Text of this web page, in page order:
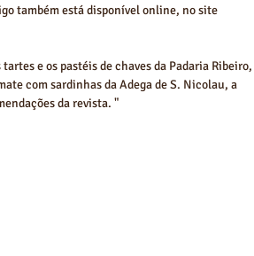
também está disponível online, no site
e os pastéis de chaves da Padaria Ribeiro,
com sardinhas da Adega de S. Nicolau, a
da revista. "